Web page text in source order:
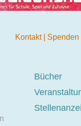
Kontakt Spenden
Bücher